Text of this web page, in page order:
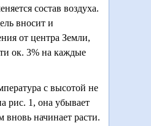
состав воздуха.
вносит и
от центра Земли,
ок. 3% на каждые
с высотой не
рис. 1, она убывает
вновь начинает расти.